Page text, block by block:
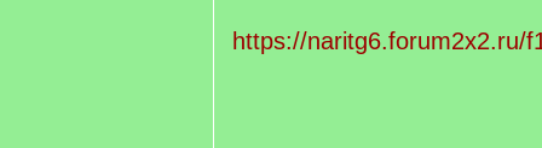
https://naritg6.forum2x2.ru/